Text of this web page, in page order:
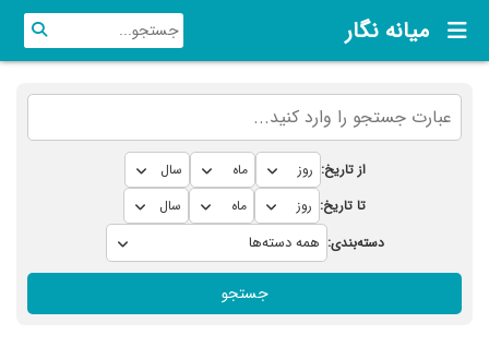
میانه نگار
از تاریخ:
تا تاریخ:
دسته‌بندی:
جستجو